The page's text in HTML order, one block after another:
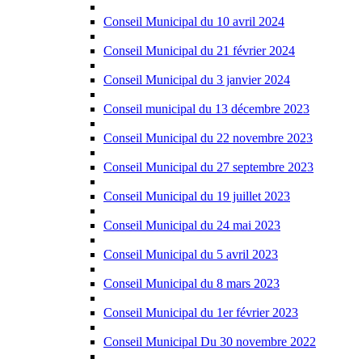
Conseil Municipal du 10 avril 2024
Conseil Municipal du 21 février 2024
Conseil Municipal du 3 janvier 2024
Conseil municipal du 13 décembre 2023
Conseil Municipal du 22 novembre 2023
Conseil Municipal du 27 septembre 2023
Conseil Municipal du 19 juillet 2023
Conseil Municipal du 24 mai 2023
Conseil Municipal du 5 avril 2023
Conseil Municipal du 8 mars 2023
Conseil Municipal du 1er février 2023
Conseil Municipal Du 30 novembre 2022